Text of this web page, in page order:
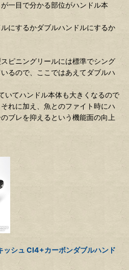
一目で分かる部位がハンドル本
にするかダブルハンドルにするか
ピニングリールには標準でシング
るので、ここではあえてダブルハ
いてハンドル本体も大きくなるので
れに加え、魚とのファイト時にハ
ブレを抑えるという機能面の向上
ッシュ CI4+カーボンダブルハンド